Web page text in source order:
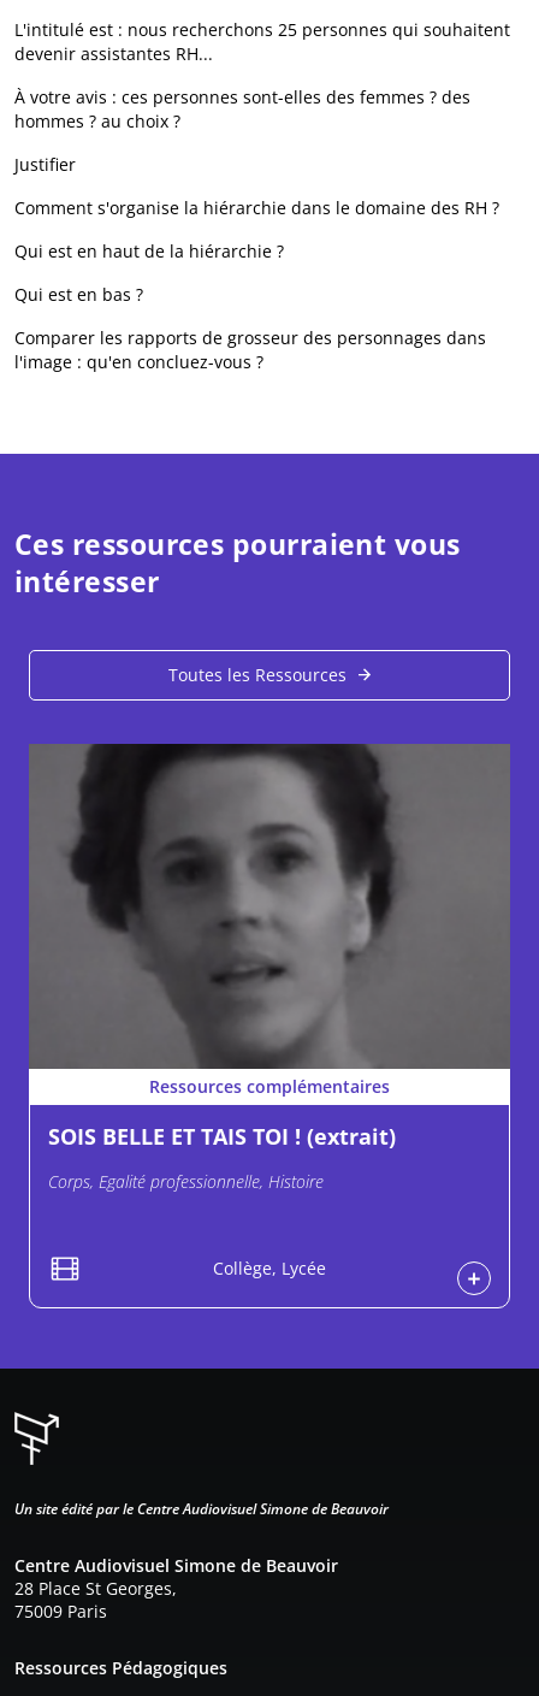
L'intitulé est : nous recherchons 25 personnes qui souhaitent
devenir assistantes RH...
À votre avis : ces personnes sont-elles des femmes ? des
hommes ? au choix ?
Justifier
Comment s'organise la hiérarchie dans le domaine des RH ?
Qui est en haut de la hiérarchie ?
Qui est en bas ?
Comparer les rapports de grosseur des personnages dans
l'image : qu'en concluez-vous ?
Ces ressources pourraient vous
intéresser
Toutes les Ressources
Ressources complémentaires
SOIS BELLE ET TAIS TOI ! (extrait)
Corps, Egalité professionnelle, Histoire
Collège, Lycée
Un site édité par le Centre Audiovisuel Simone de Beauvoir
Centre Audiovisuel Simone de Beauvoir
28 Place St Georges,
75009 Paris
Ressources Pédagogiques